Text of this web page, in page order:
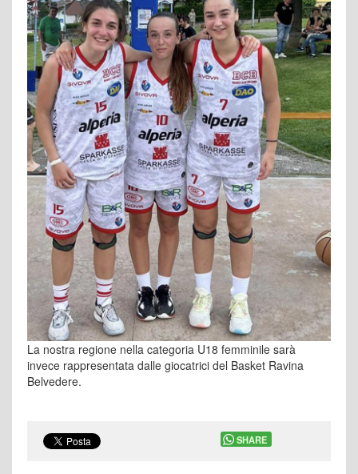
La nostra regione nella categoria U18 femminile sarà
invece rappresentata dalle giocatrici del Basket Ravina
Belvedere.
SHARE